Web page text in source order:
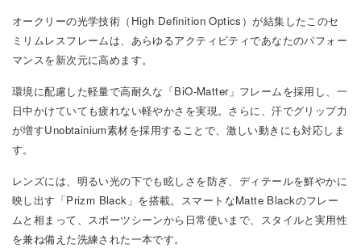
オークリーの光学技術（High Definition Optics）が結集したこのセ
ミリムレスフレームは、あらゆるアクティビティであなたのパフォー
マンスを新次元に高めます。
環境に配慮した軽量で高耐久な「BiO-Matter」フレームを採用し、一
日中かけていても疲れない軽やかさを実現。さらに、汗でグリップ力
が増すUnobtainium素材を採用することで、激しい動きにも対応しま
す。
レンズには、明るい光の下でも眩しさを防ぎ、ディテールを鮮やかに
映し出す「Prizm Black」を搭載。スマートなMatte Blackのフレー
ムと相まって、スポーツシーンから日常使いまで、スタイルと実用性
を兼ね備えた洗練された一本です。